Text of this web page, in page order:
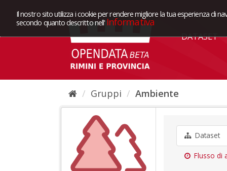
Il nostro sito utilizza i cookie per rendere migliore la tua esperienza di
secondo quanto descritto nell' Informativa
DATASET
Gruppi Ambiente
Dataset
Flusso di